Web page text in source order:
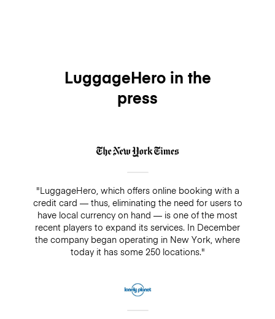
LuggageHero in the
press
"LuggageHero, which offers online booking with a
credit card — thus, eliminating the need for users to
have local currency on hand — is one of the most
recent players to expand its services. In December
the company began operating in New York, where
today it has some 250 locations."